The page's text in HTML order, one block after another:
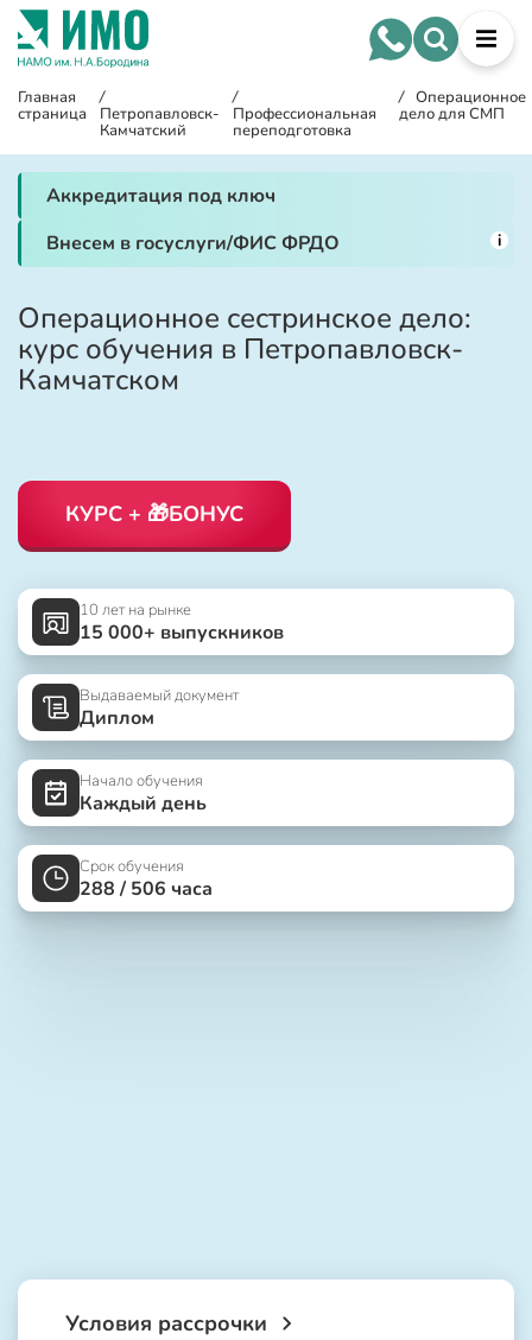
Главная
страница
/
Петропавловск-
Камчатский
/
Профессиональная
переподготовка
/ Операционное
дело для СМП
Аккредитация под ключ
Внесем в госуслуги/ФИС ФРДО
i
Операционное сестринское дело:
курс обучения в Петропавловск-
Камчатском
КУРС + 🎁БОНУС
10 лет на рынке
15 000+ выпускников
Выдаваемый документ
Диплом
Начало обучения
Каждый день
Срок обучения
288 / 506 часа
Условия рассрочки